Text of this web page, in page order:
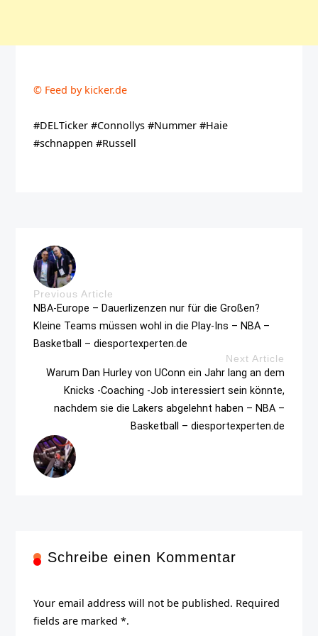
© Feed by kicker.de
#DELTicker #Connollys #Nummer #Haie
#schnappen #Russell
Previous Article
NBA-Europe – Dauerlizenzen nur für die Großen?
Kleine Teams müssen wohl in die Play-Ins – NBA –
Basketball – diesportexperten.de
Next Article
Warum Dan Hurley von UConn ein Jahr lang an dem
Knicks -Coaching -Job interessiert sein könnte,
nachdem sie die Lakers abgelehnt haben – NBA –
Basketball – diesportexperten.de
Schreibe einen Kommentar
Your email address will not be published. Required
fields are marked *.